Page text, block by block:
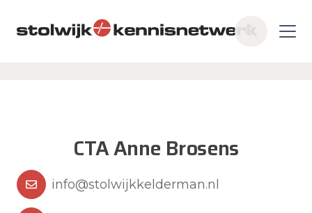
CTA Anne Brosens
info@stolwijkkelderman.nl